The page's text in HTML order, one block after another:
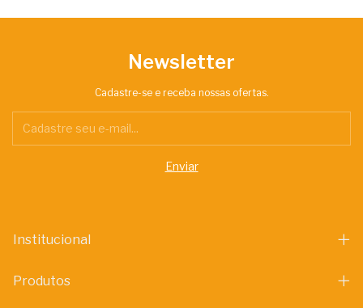
Newsletter
Cadastre-se e receba nossas ofertas.
Institucional
Produtos